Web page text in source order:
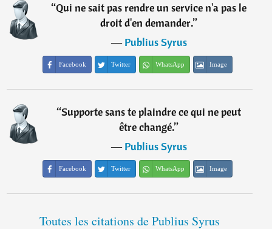
“Qui ne sait pas rendre un service n'a pas le
droit d'en demander.”
―Publius Syrus
Facebook Twitter WhatsApp Image
“Supporte sans te plaindre ce qui ne peut
être changé.”
―Publius Syrus
Facebook Twitter WhatsApp Image
Toutes les citations de Publius Syrus